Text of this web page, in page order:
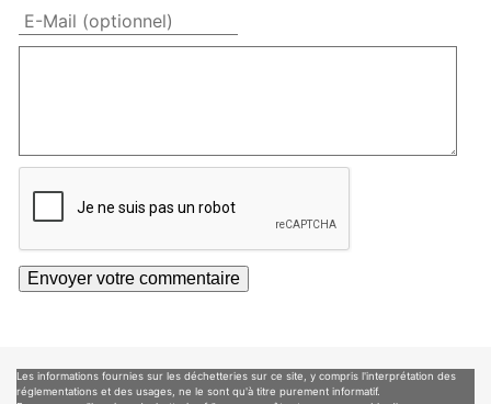
Les informations fournies sur les déchetteries sur ce site, y compris l'interprétation des
réglementations et des usages, ne le sont qu'à titre purement informatif.